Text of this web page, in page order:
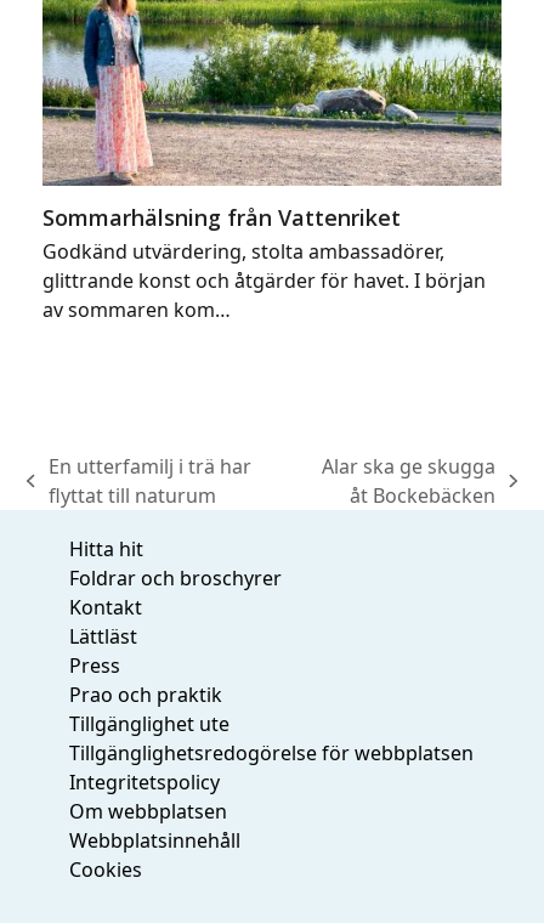
Sommarhälsning från Vattenriket
Godkänd utvärdering, stolta ambassadörer,
glittrande konst och åtgärder för havet. I början
av sommaren kom…
previous
En utterfamilj i trä har
flyttat till naturum
Alar ska ge skugga
åt Bockebäcken
Hitta hit
Foldrar och broschyrer
Kontakt
Lättläst
Press
Prao och praktik
Tillgänglighet ute
Tillgänglighetsredogörelse för webbplatsen
Integritetspolicy
Om webbplatsen
Webbplatsinnehåll
Cookies